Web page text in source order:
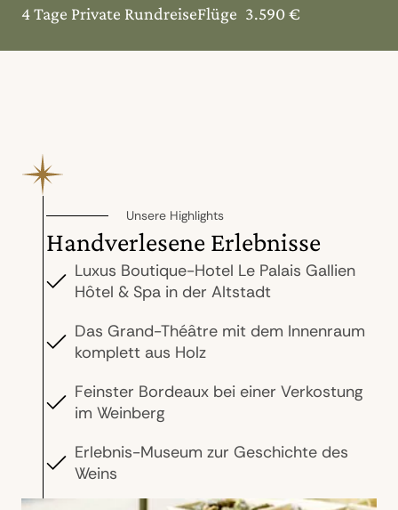
4 Tage Private RundreiseFlüge 3.590 €
Unsere Highlights
Handverlesene Erlebnisse
Luxus Boutique-Hotel Le Palais Gallien
Hôtel & Spa in der Altstadt
Das Grand-Théâtre mit dem Innenraum
komplett aus Holz
Feinster Bordeaux bei einer Verkostung
im Weinberg
Erlebnis-Museum zur Geschichte des
Weins